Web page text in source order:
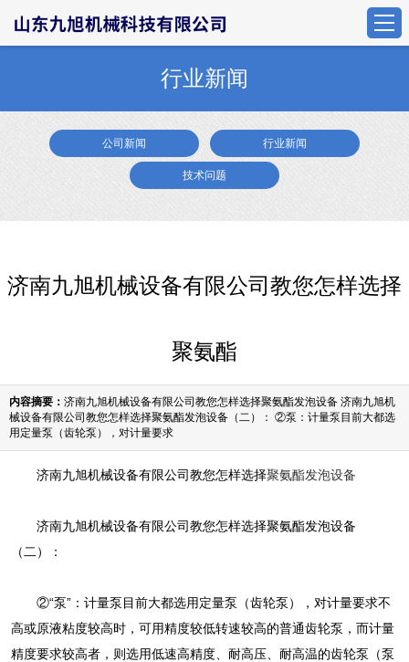
行业新闻
公司新闻 行业新闻
技术问题
济南九旭机械设备有限公司教您怎样选择
聚氨酯
内容摘要： 济南九旭机械设备有限公司教您怎样选择聚氨酯发泡设备 济南九旭机
械设备有限公司教您怎样选择聚氨酯发泡设备（二）： ②泵：计量泵目前大都选
用定量泵（齿轮泵），对计量要求
济南九旭机械设备有限公司教您怎样选择聚氨酯发泡设备
济南九旭机械设备有限公司教您怎样选择聚氨酯发泡设备
（二）：
②“泵”：计量泵目前大都选用定量泵（齿轮泵），对计量要求不
高或原液粘度较高时，可用精度较低转速较高的普通齿轮泵，而计量
精度要求较高者，则选用低速高精度、耐高压、耐高温的齿轮泵（泵